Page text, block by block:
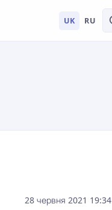
UK RU
28 червня 2021 19:34